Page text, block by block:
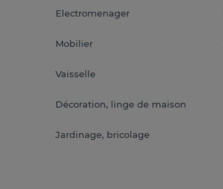
Electromenager
Mobilier
Vaisselle
Décoration, linge de maison
Jardinage, bricolage